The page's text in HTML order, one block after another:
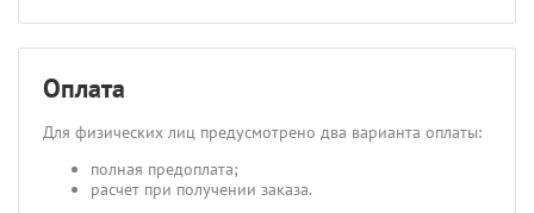
Оплата
Для физических лиц предусмотрено два варианта оплаты:
полная предоплата;
расчет при получении заказа.